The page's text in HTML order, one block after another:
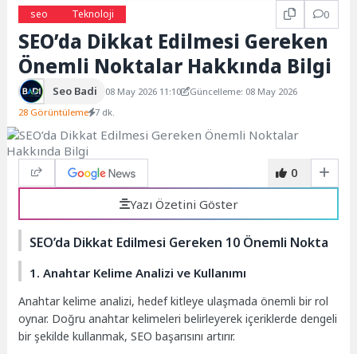
seo
Teknoloji 0
SEO’da Dikkat Edilmesi Gereken
Önemli Noktalar Hakkında Bilgi
Seo Badi 08 May 2026 11:10
Güncelleme: 08 May 2026
28 Görüntüleme 7 dk.
0
Yazı Özetini Göster
SEO’da Dikkat Edilmesi Gereken 10 Önemli Nokta
1. Anahtar Kelime Analizi ve Kullanımı
Anahtar kelime analizi, hedef kitleye ulaşmada önemli bir rol
oynar. Doğru anahtar kelimeleri belirleyerek içeriklerde dengeli
bir şekilde kullanmak, SEO başarısını artırır.